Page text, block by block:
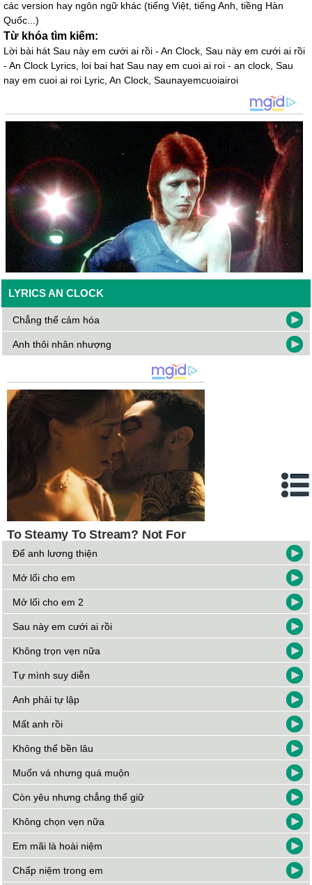
các version hay ngôn ngữ khác (tiếng Việt, tiếng Anh, tiềng Hàn
Quốc...)
Từ khóa tìm kiếm:
Lời bài hát Sau này em cưới ai rồi - An Clock, Sau này em cưới ai rồi
- An Clock Lyrics, loi bai hat Sau nay em cuoi ai roi - an clock, Sau
nay em cuoi ai roi Lyric, An Clock, Saunayemcuoiairoi
LYRICS AN CLOCK
Chẳng thể cảm hóa
Anh thôi nhân nhượng
Để anh lương thiện
Mở lối cho em
Mở lối cho em 2
Sau này em cưới ai rồi
Không trọn vẹn nữa
Tự mình suy diễn
Anh phải tự lập
Mất anh rồi
Không thể bền lâu
Muốn vá nhưng quá muộn
Còn yêu nhưng chẳng thể giữ
Không chọn vẹn nữa
Em mãi là hoài niệm
Chấp niệm trong em